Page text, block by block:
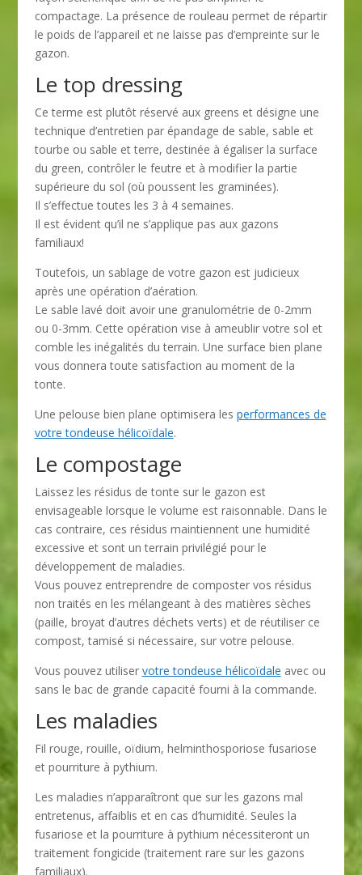
compactage. La présence de rouleau permet de répartir
le poids de l’appareil et ne laisse pas d’empreinte sur le
gazon.
Le top dressing
Ce terme est plutôt réservé aux greens et désigne une
technique d’entretien par épandage de sable, sable et
tourbe ou sable et terre, destinée à égaliser la surface
du green, contrôler le feutre et à modifier la partie
supérieure du sol (où poussent les graminées).
Il s’effectue toutes les 3 à 4 semaines.
Il est évident qu’il ne s’applique pas aux gazons
familiaux!
Toutefois, un sablage de votre gazon est judicieux
après une opération d’aération.
Le sable lavé doit avoir une granulométrie de 0-2mm
ou 0-3mm. Cette opération vise à ameublir votre sol et
comble les inégalités du terrain. Une surface bien plane
vous donnera toute satisfaction au moment de la
tonte.
Une pelouse bien plane optimisera les performances de
votre tondeuse hélicoïdale.
Le compostage
Laissez les résidus de tonte sur le gazon est
envisageable lorsque le volume est raisonnable. Dans le
cas contraire, ces résidus maintiennent une humidité
excessive et sont un terrain privilégié pour le
développement de maladies.
Vous pouvez entreprendre de composter vos résidus
non traités en les mélangeant à des matières sèches
(paille, broyat d’autres déchets verts) et de réutiliser ce
compost, tamisé si nécessaire, sur votre pelouse.
Vous pouvez utiliser votre tondeuse hélicoïdale avec ou
sans le bac de grande capacité fourni à la commande.
Les maladies
Fil rouge, rouille, oïdium, helminthosporiose fusariose
et pourriture à pythium.
Les maladies n’apparaîtront que sur les gazons mal
entretenus, affaiblis et en cas d’humidité. Seules la
fusariose et la pourriture à pythium nécessiteront un
traitement fongicide (traitement rare sur les gazons
familiaux).